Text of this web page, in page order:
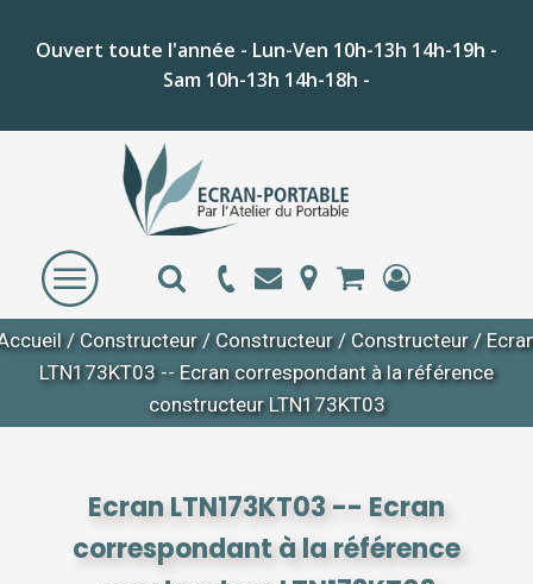
Ouvert toute l'année - Lun-Ven 10h-13h 14h-19h -
Sam 10h-13h 14h-18h -
/ Constructeur / Constructeur / Constructeur /
LTN173KT03 -- Ecran correspondant à la référence
constructeur LTN173KT03
Ecran LTN173KT03 -- Ecran
correspondant à la référence